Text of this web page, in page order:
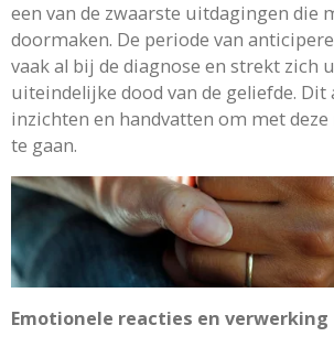
een van de zwaarste uitdagingen die
doormaken. De periode van
vaak al bij de diagnose en strekt zich
uiteindelijke dood van de geliefde.
inzichten en handvatten om met
te gaan.
Emotionele reacties en verwerking